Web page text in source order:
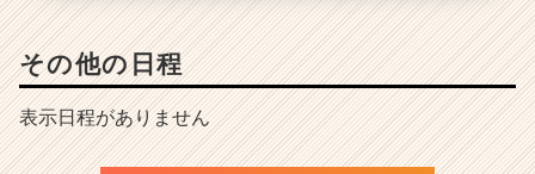
その他の日程
表示日程がありません